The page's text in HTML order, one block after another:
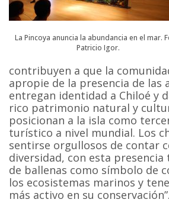
La Pincoya anuncia la abundancia en el mar.
Patricio Igor.
contribuyen a que la
apropie de la presencia de las
entregan identidad a Chiloé y
rico patrimonio natural y
posicionan a la isla como
turístico a nivel mundial. Los
sentirse orgullosos de contar
diversidad, con esta
de ballenas como símbolo de
los ecosistemas marinos y
más activo en su conservación”.